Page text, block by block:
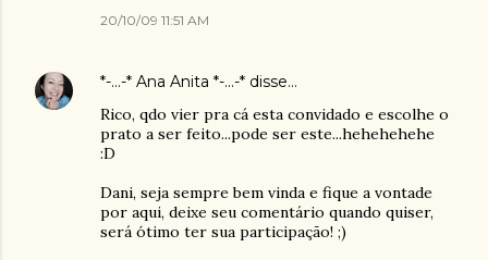
20/10/09 11:51 AM
*-...-* Ana Anita *-...-* disse…
Rico, qdo vier pra cá esta convidado e escolhe o
prato a ser feito...pode ser este...hehehehehe
:D
Dani, seja sempre bem vinda e fique a vontade
por aqui, deixe seu comentário quando quiser,
será ótimo ter sua participação! ;)